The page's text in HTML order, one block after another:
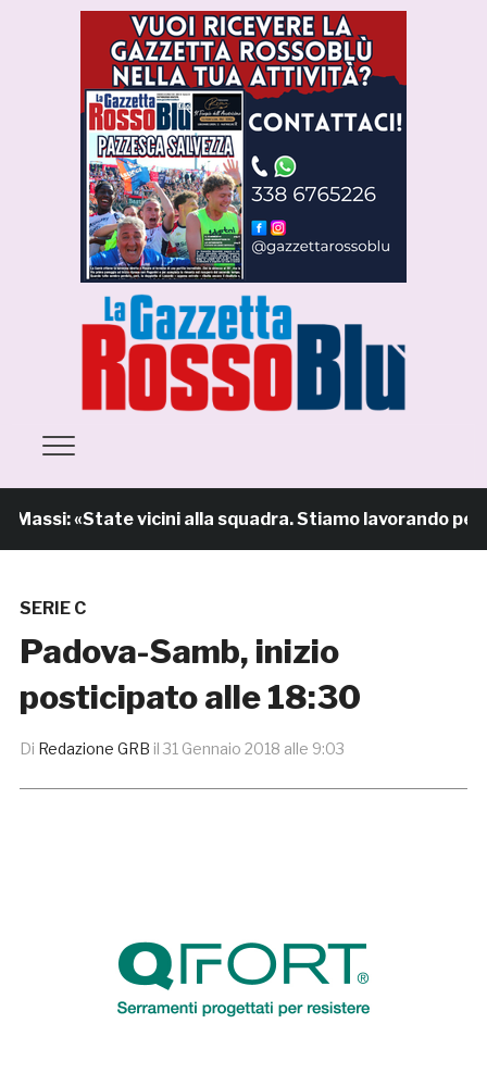
«State vicini alla squadra. Stiamo lavorando per
SERIE C
Padova-Samb, inizio
posticipato alle 18:30
Di Redazione GRB il 31 Gennaio 2018 alle 9:03